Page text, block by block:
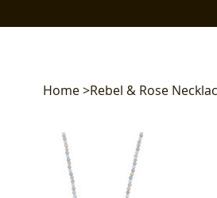
Home>Rebel & Rose